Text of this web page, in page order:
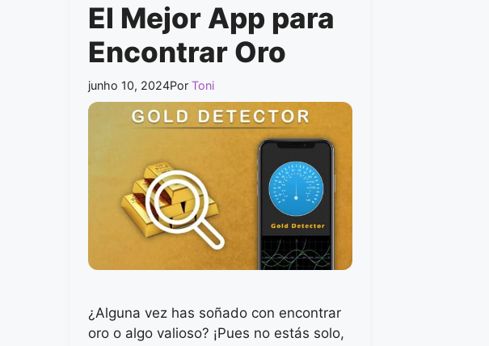
El Mejor App para
Encontrar Oro
junho 10, 2024Por Toni
¿Alguna vez has soñado con encontrar
oro o algo valioso? ¡Pues no estás solo,